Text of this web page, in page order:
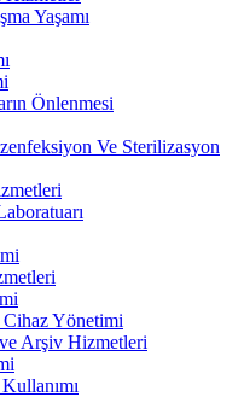
Yaşamı
Önlenmesi
Ve Sterilizasyon
Yönetimi
ve Arşiv Hizmetleri